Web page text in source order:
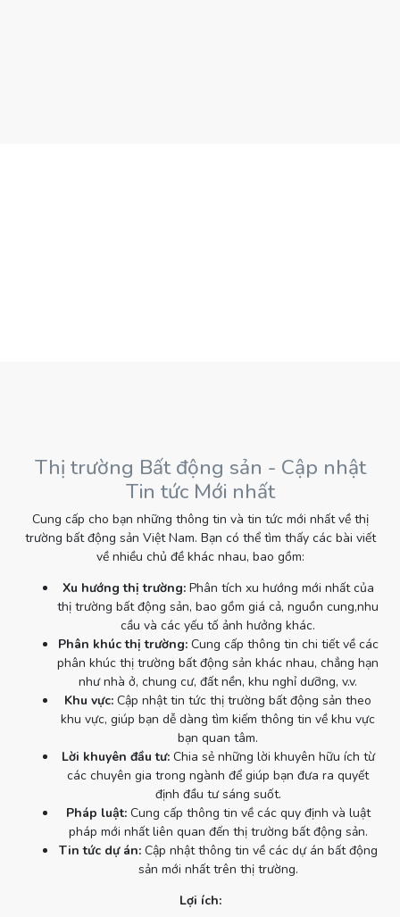
Thị trường Bất động sản - Cập nhật
Tin tức Mới nhất
Cung cấp cho bạn những thông tin và tin tức mới nhất về thị
trường bất động sản Việt Nam. Bạn có thể tìm thấy các bài viết
về nhiều chủ đề khác nhau, bao gồm:
Xu hướng thị trường:Phân tích xu hướng mới nhất của
thị trường bất động sản, bao gồm giá cả, nguồn cung,nhu
cầu và các yếu tố ảnh hưởng khác.
Phân khúc thị trường:Cung cấp thông tin chi tiết về các
phân khúc thị trường bất động sản khác nhau, chẳng hạn
như nhà ở, chung cư, đất nền, khu nghỉ dưỡng, v.v.
Khu vực: Cập nhật tin tức thị trường bất động sản theo
khu vực, giúp bạn dễ dàng tìm kiếm thông tin về khu vực
bạn quan tâm.
Lời khuyên đầu tư:Chia sẻ những lời khuyên hữu ích từ
các chuyên gia trong ngành để giúp bạn đưa ra quyết
định đầu tư sáng suốt.
Pháp luật:Cung cấp thông tin về các quy định và luật
pháp mới nhất liên quan đến thị trường bất động sản.
Tin tức dự án:Cập nhật thông tin về các dự án bất động
sản mới nhất trên thị trường.
Lợi ích: